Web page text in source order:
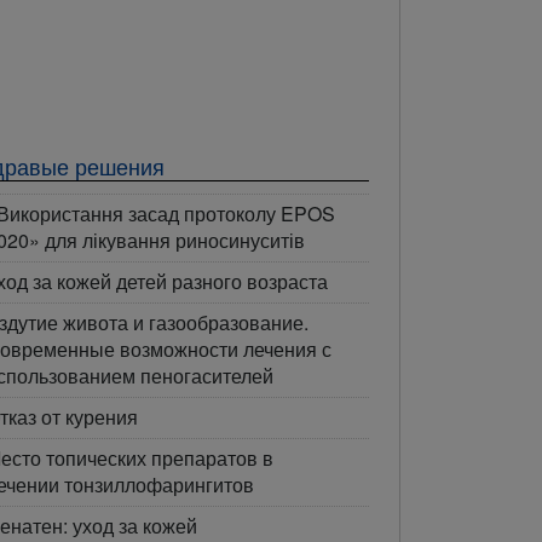
решения
засад протоколу EPOS
для лікування риносинуситів
за кожей детей разного возраста
живота и газообразование.
возможности лечения с
пеногасителей
от курения
топических препаратов в
тонзиллофарингитов
уход за кожей